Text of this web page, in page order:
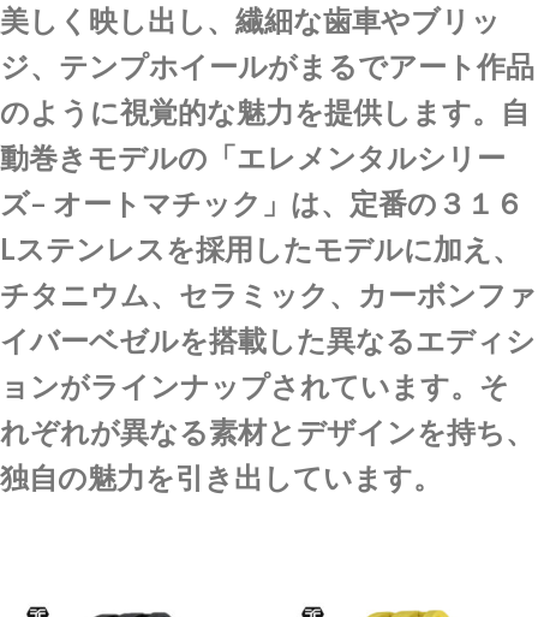
美しく映し出し、繊細な歯車やブリッ
ジ、テンプホイールがまるでアート作品
のように視覚的な魅力を提供します。自
動巻きモデルの「エレメンタルシリー
ズ– オートマチック」は、定番の３１６
Lステンレスを採用したモデルに加え、
チタニウム、セラミック、カーボンファ
イバーベゼルを搭載した異なるエディシ
ョンがラインナップされています。そ
れぞれが異なる素材とデザインを持ち、
独自の魅力を引き出しています。